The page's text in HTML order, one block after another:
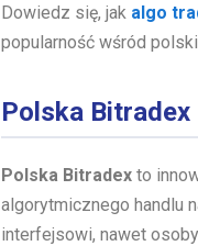
Dowiedz się, jak algo
popularność wśród
Polska
Polska Bitradexto
algorytmicznego handlu
interfejsowi, nawet